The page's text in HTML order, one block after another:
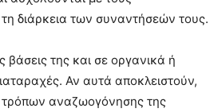
διάρκεια των συναντήσεών τους.
βάσεις της και σε οργανικά ή
Αν αυτά αποκλειστούν,
τρόπων αναζωογόνησης της